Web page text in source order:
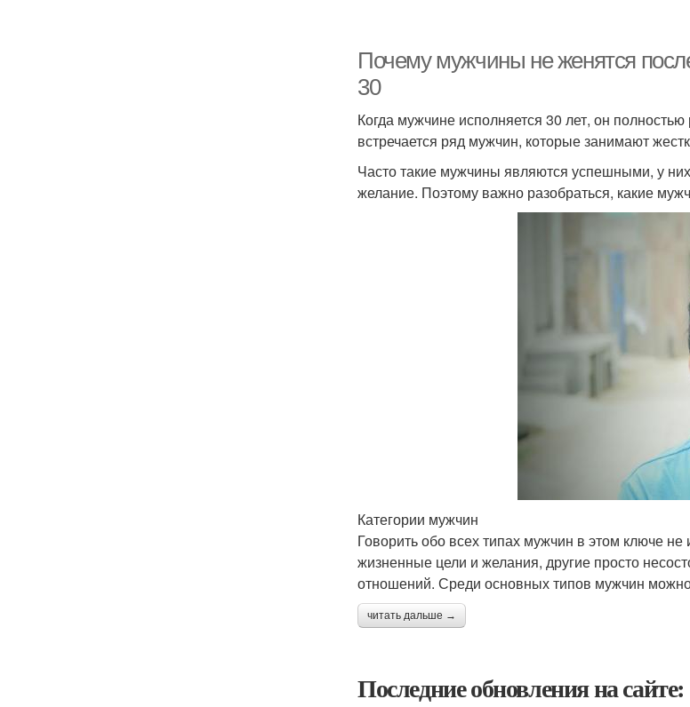
Почему мужчины не женятся
30
Когда мужчине исполняется 30 лет, он
встречается ряд мужчин, которые занимают
Часто такие мужчины являются успешными, у
желание. Поэтому важно разобраться, какие
Категории мужчин
Говорить обо всех типах мужчин в этом ключе
жизненные цели и желания, другие просто
отношений. Среди основных типов мужчин
читать дальше →
Последние обновления на сайте: